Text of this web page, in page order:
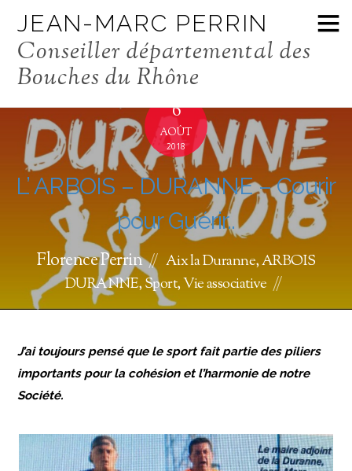
JEAN-MARC PERRIN
Conseiller départemental des
Bouches du Rhône
6
AOÛT
2018
L’ ARBOIS – DURANNE – Courir
pour Guérir..
Florence Perrin Aix la Duranne,ARBOIS
DURANNE,Sport,Vie associative
J’ai toujours pensé que le sport fait partie des piliers
importants pour la cohésion et l’harmonie de notre
Société.